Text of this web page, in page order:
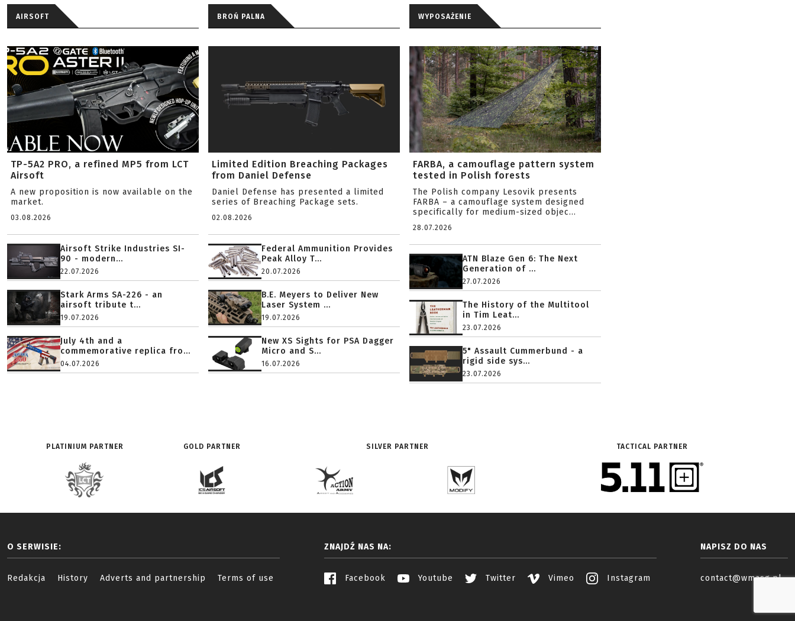
AIRSOFT
TP-5A2 PRO, a refined MP5 from LCT
Airsoft
A new proposition is now available on the
market.
03.08.2026
Airsoft Strike Industries SI-
90 - modern...
22.07.2026
Stark Arms SA-226 - an
airsoft tribute t...
19.07.2026
July 4th and a
commemorative replica fro...
04.07.2026
BROŃ PALNA
Limited Edition Breaching Packages
from Daniel Defense
Daniel Defense has presented a limited
series of Breaching Package sets.
02.08.2026
Federal Ammunition Provides
Peak Alloy T...
20.07.2026
B.E. Meyers to Deliver New
Laser System ...
19.07.2026
New XS Sights for PSA Dagger
Micro and S...
16.07.2026
WYPOSAŻENIE
FARBA, a camouflage pattern system
tested in Polish forests
The Polish company Lesovik presents
FARBA – a camouflage system designed
specifically for medium-sized objec...
28.07.2026
ATN Blaze Gen 6: The Next
Generation of ...
27.07.2026
The History of the Multitool
in Tim Leat...
23.07.2026
5" Assault Cummerbund - a
rigid side sys...
23.07.2026
PLATINIUM PARTNER GOLD PARTNER SILVER PARTNER TACTICAL PARTNER
O SERWISIE:
Redakcja History Adverts and partnership Terms of use
ZNAJDŹ NAS NA:
Facebook Youtube Twitter Vimeo Instagram
NAPISZ DO NAS
contact@wmasg.pl